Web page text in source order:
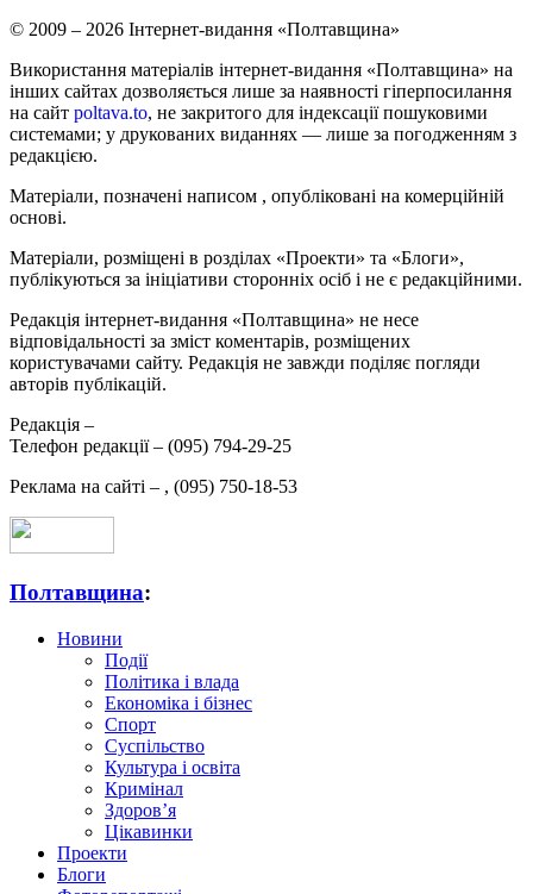
© 2009 – 2026 Інтернет-видання «Полтавщина»
Використання матеріалів інтернет-видання «Полтавщина» на
інших сайтах дозволяється лише за наявності гіперпосилання
на сайт poltava.to, не закритого для індексації пошуковими
системами; у друкованих виданнях — лише за погодженням з
редакцією.
Матеріали, позначені написом , опубліковані на комерційній
основі.
Матеріали, розміщені в розділах «Проекти» та «Блоги»,
публікуються за ініціативи сторонніх осіб і не є редакційними.
Редакція інтернет-видання «Полтавщина» не несе
відповідальності за зміст коментарів, розміщених
користувачами сайту. Редакція не завжди поділяє погляди
авторів публікацій.
Редакція –
Телефон редакції – (095) 794-29-25
Реклама на сайті – , (095) 750-18-53
Полтавщина:
Новини
Події
Політика і влада
Економіка і бізнес
Спорт
Суспільство
Культура і освіта
Кримінал
Здоров’я
Цікавинки
Проекти
Блоги